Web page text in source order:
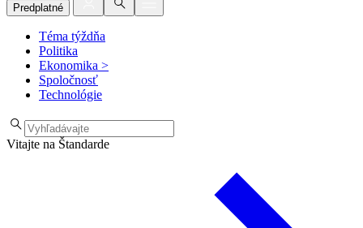
Predplatné
Téma týždňa
Politika
Ekonomika >
Spoločnosť
Technológie
Vitajte na Štandarde